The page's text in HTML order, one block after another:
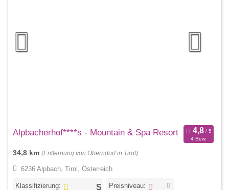
Alpbacherhof****s - Mountain & Spa Resort
4 Bew.
34,8 km (Entfernung von Oberndorf in Tirol)
6236 Alpbach, Tirol, Österreich
Klassifizierung: Preisniveau: